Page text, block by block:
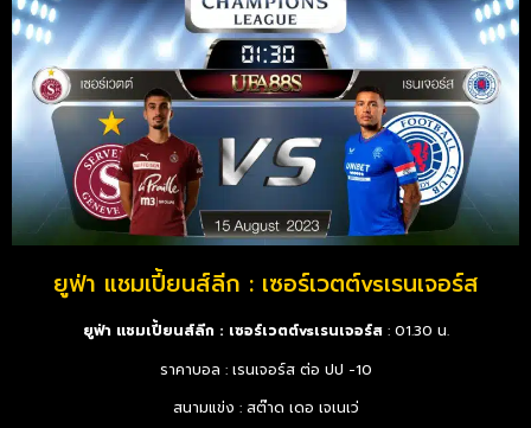
ยูฟ่า แชมเปี้ยนส์ลีก : เซอร์เวตต์vsเรนเจอร์ส
ยูฟ่า แชมเปี้ยนส์ลีก : เซอร์เวตต์vsเรนเจอร์ส: 01.30 น.
ราคาบอล : เรนเจอร์ส ต่อ ปป -10
สนามแข่ง : สต๊าด เดอ เจเนเว่